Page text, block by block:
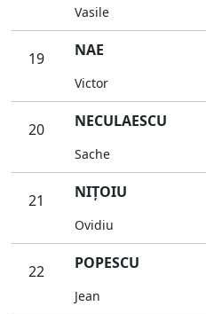
Vasile
19 NAE
Victor
20 NECULAESCU
Sache
21 NIŢOIU
Ovidiu
22 POPESCU
Jean